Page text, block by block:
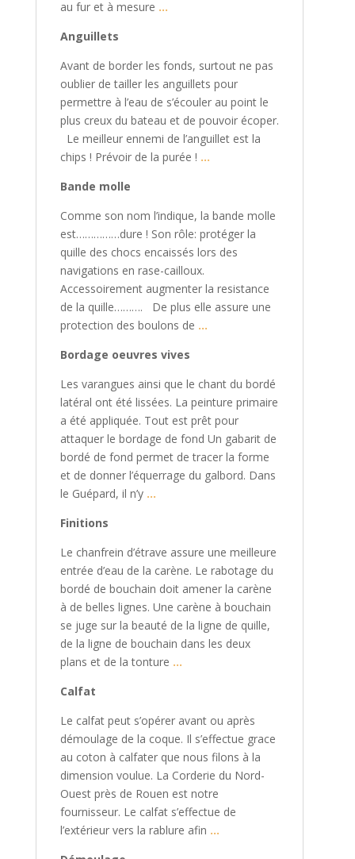
au fur et à mesure …
Anguillets
Avant de border les fonds, surtout ne pas
oublier de tailler les anguillets pour
permettre à l’eau de s’écouler au point le
plus creux du bateau et de pouvoir écoper.
Le meilleur ennemi de l’anguillet est la
chips ! Prévoir de la purée ! …
Bande molle
Comme son nom l’indique, la bande molle
est……………dure ! Son rôle: protéger la
quille des chocs encaissés lors des
navigations en rase-cailloux.
Accessoirement augmenter la resistance
de la quille………. De plus elle assure une
protection des boulons de …
Bordage oeuvres vives
Les varangues ainsi que le chant du bordé
latéral ont été lissées. La peinture primaire
a été appliquée. Tout est prêt pour
attaquer le bordage de fond Un gabarit de
bordé de fond permet de tracer la forme
et de donner l’équerrage du galbord. Dans
le Guépard, il n’y …
Finitions
Le chanfrein d’étrave assure une meilleure
entrée d’eau de la carène. Le rabotage du
bordé de bouchain doit amener la carène
à de belles lignes. Une carène à bouchain
se juge sur la beauté de la ligne de quille,
de la ligne de bouchain dans les deux
plans et de la tonture …
Calfat
Le calfat peut s’opérer avant ou après
démoulage de la coque. Il s’effectue grace
au coton à calfater que nous filons à la
dimension voulue. La Corderie du Nord-
Ouest près de Rouen est notre
fournisseur. Le calfat s’effectue de
l’extérieur vers la rablure afin …